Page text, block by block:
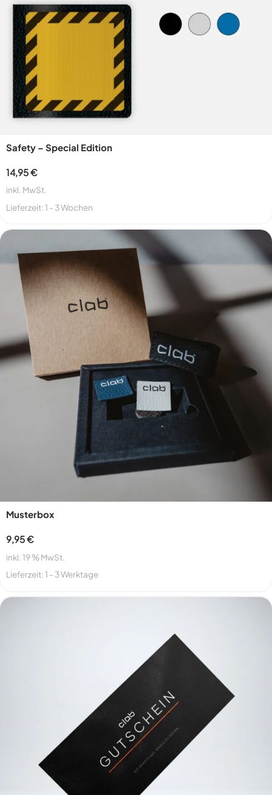
Safety – Special Edition
14,95€
inkl. MwSt.
Lieferzeit:1 - 3 Wochen
Musterbox
9,95€
inkl. 19 % MwSt.
Lieferzeit:1 - 3 Werktage